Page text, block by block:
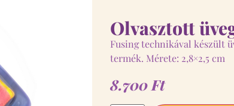
Olvasztott
Fusing technikával készült
termék. Mérete: 2,8×2,5 cm
8.700 Ft